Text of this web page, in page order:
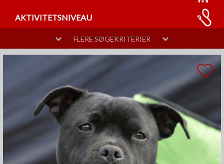
LILLE
AKTIVITETSNIVEAU
MELLEM
MELLEM
MEGET
TEMPERAMENT
MELLEM
SELVSTÆNDIG
ANDRE EGENSKABER
GOD TIL AGILITY
GOD TIL ÆLDRE
BØRNEVENLIG
JAGTHUND
BRUGSHUND
GØR SJÆLDENT
FLERE SØGEKRITERIER